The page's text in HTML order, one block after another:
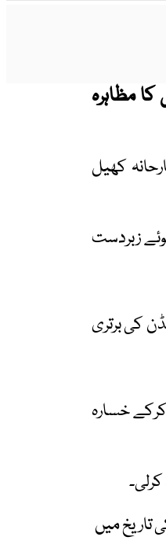
کا مظاہرہ
کھیل
زبردست
کی برتری
خسارہ
ورلڈ کپ کی تاریخ میں